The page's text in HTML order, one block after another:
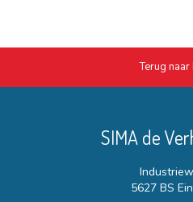
Terug
SIMA de
5627 BS